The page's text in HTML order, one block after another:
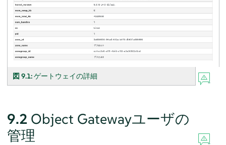
図 9.1:ゲートウェイの詳細
9.2 Object Gatewayユーザの
管理